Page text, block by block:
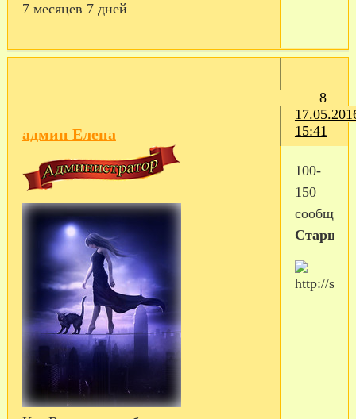
7 месяцев 7 дней
8
15:41
админ Елена
100-
150